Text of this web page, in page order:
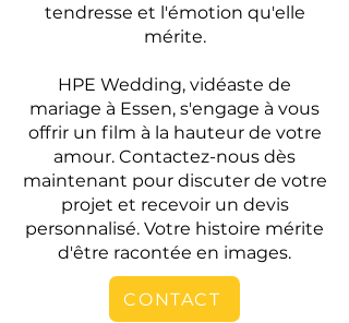
tendresse et l'émotion qu'elle
mérite.
HPE Wedding, vidéaste de
mariage à Essen, s'engage à vous
offrir un film à la hauteur de votre
amour. Contactez-nous dès
maintenant pour discuter de votre
projet et recevoir un devis
personnalisé. Votre histoire mérite
d'être racontée en images.
CONTACT